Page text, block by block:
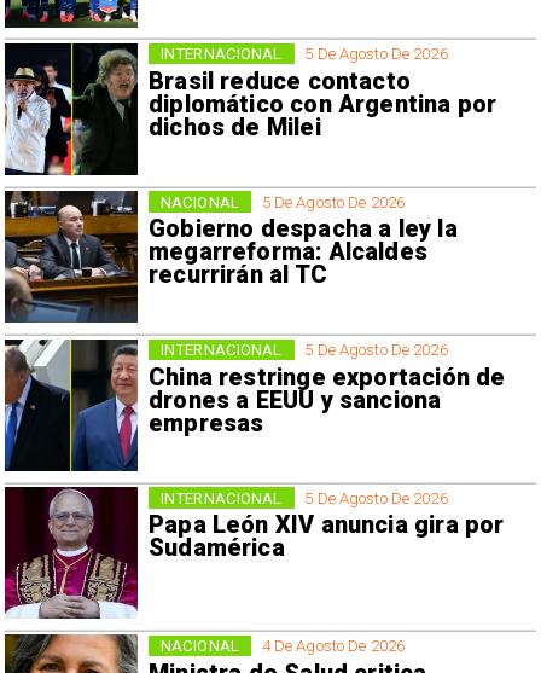
5 De Agosto De 2026
Brasil reduce contacto
diplomático con Argentina por
dichos de Milei
INTERNACIONAL
5 De Agosto De 2026
Gobierno despacha a ley la
megarreforma: Alcaldes
recurrirán al TC
NACIONAL
5 De Agosto De 2026
China restringe exportación de
drones a EEUU y sanciona
empresas
INTERNACIONAL
5 De Agosto De 2026
Papa León XIV anuncia gira por
Sudamérica
INTERNACIONAL
4 De Agosto De 2026
NACIONAL